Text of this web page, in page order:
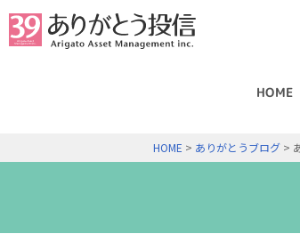
HOME
HOME > ありがとうブログ >